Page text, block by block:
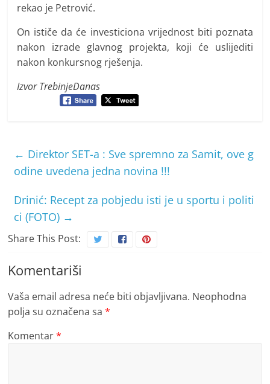
rekao je Petrović.
On ističe da će investiciona vrijednost biti poznata
nakon izrade glavnog projekta, koji će uslijediti
nakon konkursnog rješenja.
Izvor TrebinjeDanas
← Direktor SET-a : Sve spremno za Samit, ove g
odine uvedena jedna novina !!!
Drinić: Recept za pobjedu isti je u sportu i politi
ci (FOTO) →
Share This Post:
Komentariši
Vaša email adresa neće biti objavljivana. Neophodna
polja su označena sa*
Komentar*